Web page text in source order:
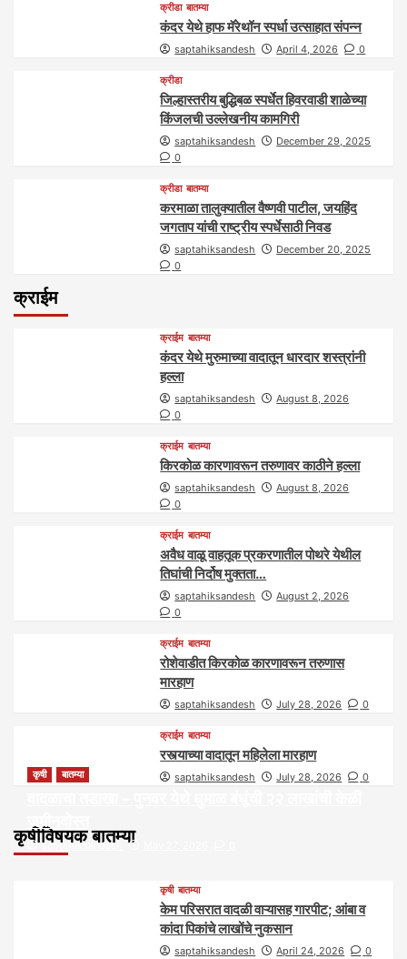
क्रीडा बातम्या
कंदर येथे हाफ मॅरेथॉन स्पर्धा उत्साहात संपन्न
saptahiksandesh April 4, 2026 0
क्रीडा
जिल्हास्तरीय बुद्धिबळ स्पर्धेत हिवरवाडी शाळेच्या
किंजलची उल्लेखनीय कामगिरी
saptahiksandesh
December 29, 2025
0
क्रीडा बातम्या
करमाळा तालुक्यातील वैष्णवी पाटील, जयहिंद
जगताप यांची राष्ट्रीय स्पर्धेसाठी निवड
saptahiksandesh
December 20, 2025
0
क्राईम
क्राईम बातम्या
कंदर येथे मुरुमाच्या वादातून धारदार शस्त्रांनी
हल्ला
saptahiksandesh
August 8, 2026
0
क्राईम बातम्या
किरकोळ कारणावरून तरुणावर काठीने हल्ला
saptahiksandesh
August 8, 2026
0
क्राईम बातम्या
अवैध वाळू वाहतूक प्रकरणातील पोथरे येथील
तिघांची निर्दोष मुक्तता…
saptahiksandesh
August 2, 2026
0
क्राईम बातम्या
रोशेवाडीत किरकोळ कारणावरून तरुणास
मारहाण
saptahiksandesh July 28, 2026 0
क्राईम बातम्या
रस्त्याच्या वादातून महिलेला मारहाण
saptahiksandesh July 28, 2026 0
कृषीविषयक बातम्या
कृषी बातम्या
saptahiksandesh
कृषी बातम्या
केम परिसरात वादळी वाऱ्यासह गारपीट; आंबा व
कांदा पिकांचे लाखोंचे नुकसान
saptahiksandesh April 24, 2026 0